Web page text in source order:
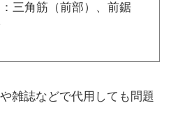
三角筋（前部）、前鋸
雑誌などで代用しても問題